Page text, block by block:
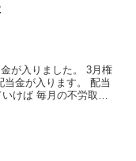
が入りました。 3月権
金が入ります。 配当
けば 毎月の不労取得